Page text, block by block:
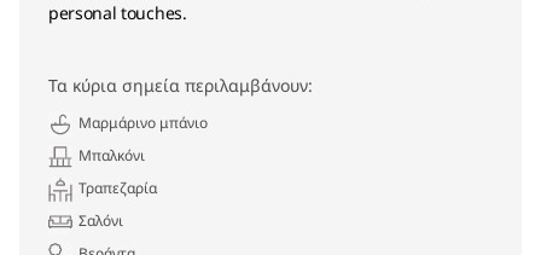
personal touches.
Τα κύρια σημεία περιλαμβάνουν:
Μαρμάρινο μπάνιο
Μπαλκόνι
Τραπεζαρία
Σαλόνι